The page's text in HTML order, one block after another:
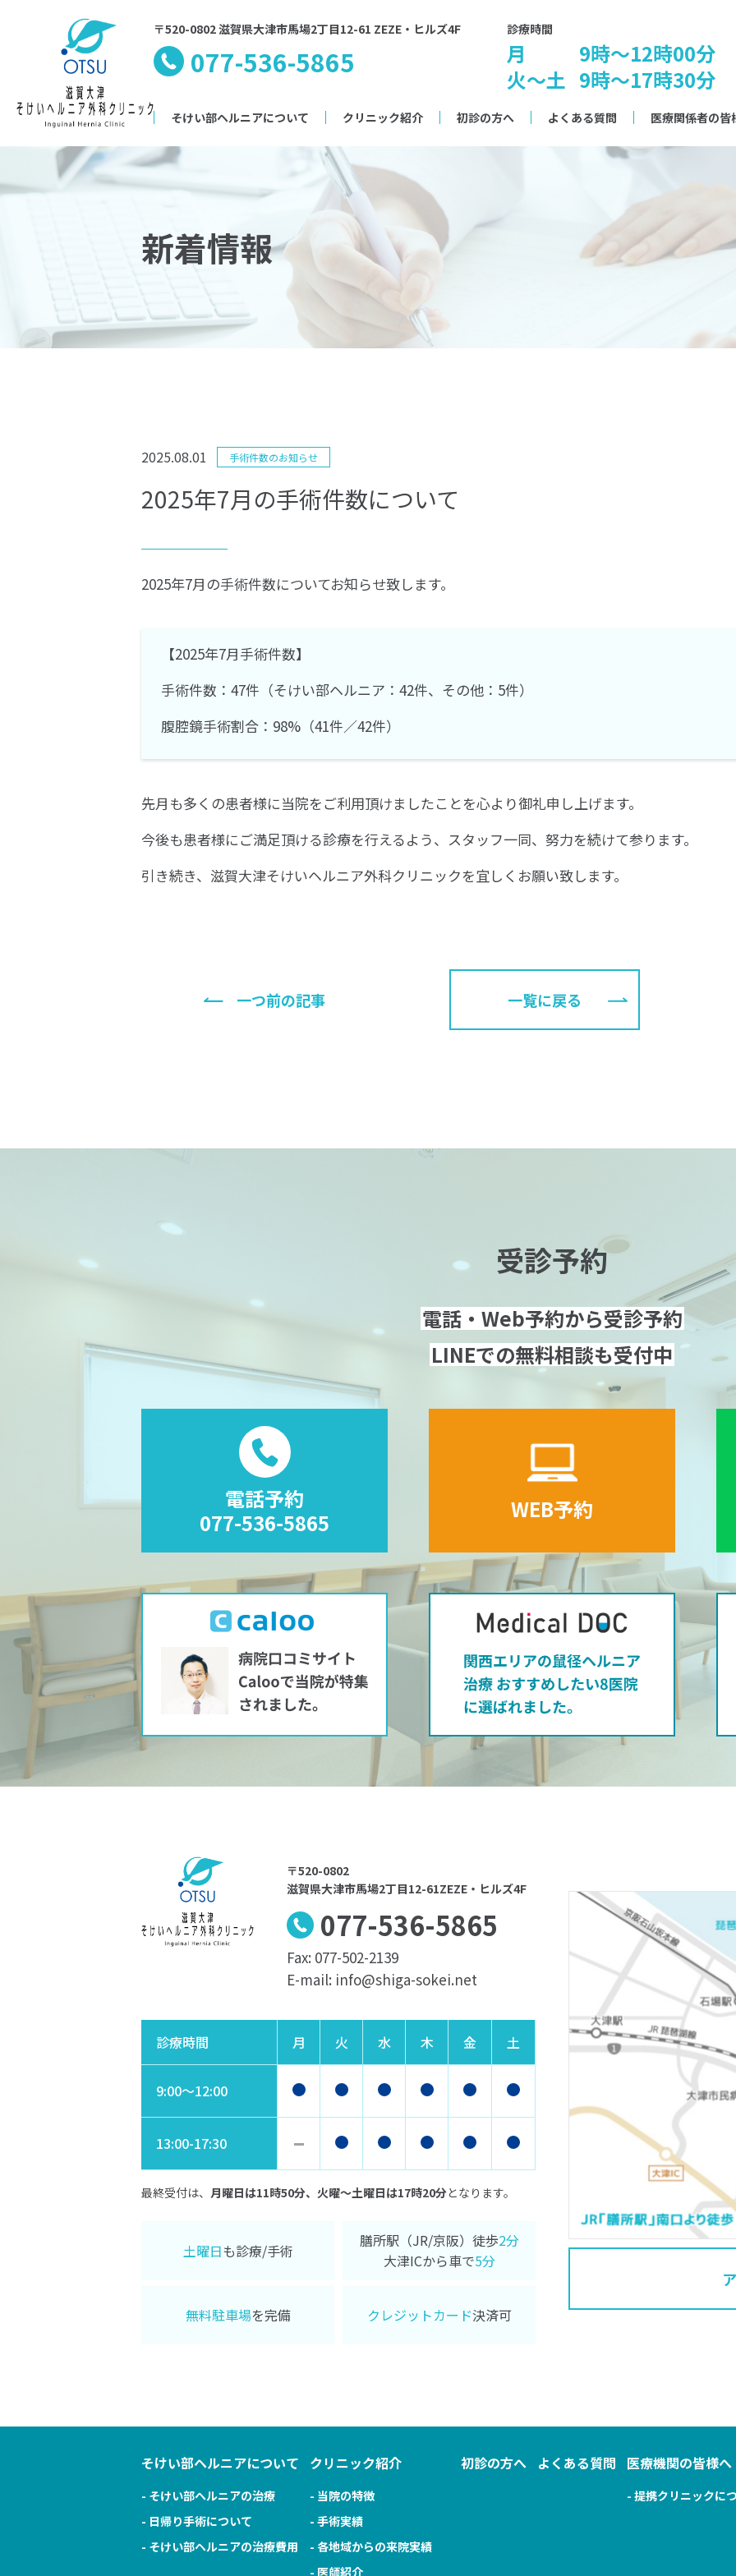
〒520-0802 滋賀県大津市馬場2丁目12-61 ZEZE・ヒルズ4F
077-536-5865
診療時間
月
9時～12時00分
火〜土 9時～17時30分
そけい部ヘルニアについて クリニック紹介 初診の方へ よくある質問 医療関係者の皆
新着情報
2025.08.01 手術件数のお知らせ
2025年7月の手術件数について
2025年7月の手術件数についてお知らせ致します。
【2025年7月手術件数】
手術件数：47件（そけい部ヘルニア：42件、その他：5件）
腹腔鏡手術割合：98%（41件／42件）
先月も多くの患者様に当院をご利用頂けましたことを心より御礼申し上げます。
今後も患者様にご満足頂ける診療を行えるよう、スタッフ一同、努力を続けて参ります。
引き続き、滋賀大津そけいヘルニア外科クリニックを宜しくお願い致します。
一つ前の記事 一覧に戻る
受診予約
電話・Web予約から受診予約
LINEでの無料相談も受付中
電話予約
077-536-5865
WEB予約
〒520-0802
滋賀県大津市馬場2丁目12-61ZEZE・ヒルズ4F
077-536-5865
Fax: 077-502-2139
E-mail: info@shiga-sokei.net
診療時間 月 火 水 木 金 土
9:00〜12:00
13:00-17:30
最終受付は、 月曜日は11時50分、火曜〜土曜日は17時20分となります。
土曜日も診療/手術
膳所駅（JR/京阪）徒歩2分
大津ICから車で5分
無料駐車場を完備 クレジットカード決済可
そけい部ヘルニアについて
- そけい部ヘルニアの治療
- 日帰り手術について
- そけい部ヘルニアの治療費用
クリニック紹介
- 当院の特徴
- 手術実績
- 各地域からの来院実績
- 医師紹介
初診の方へ よくある質問 医療機関の皆様へ
- 提携クリニックに